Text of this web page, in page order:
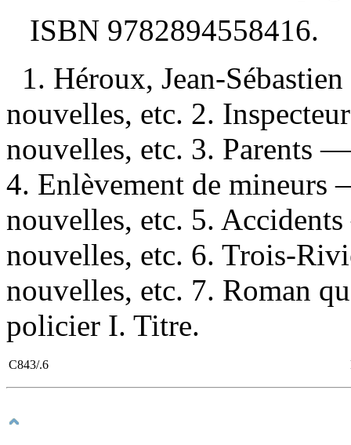
ISBN 9782894558416.
1. Héroux, Jean-
nouvelles, etc. 2.
nouvelles, etc. 3. Parents
4. Enlèvement de
nouvelles, etc. 5.
nouvelles, etc. 6. Trois-
nouvelles, etc. 7. Roman
policier I. Titre.
C843/.6